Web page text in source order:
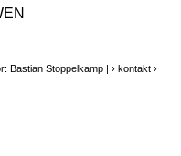
Bastian Stoppelkamp |› kontakt ›